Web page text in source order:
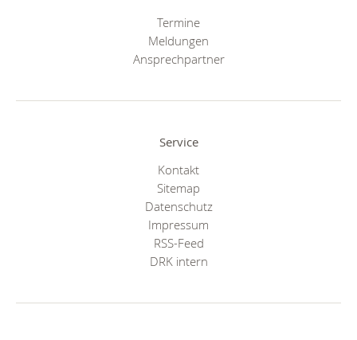
Termine
Meldungen
Ansprechpartner
Service
Kontakt
Sitemap
Datenschutz
Impressum
RSS-Feed
DRK intern